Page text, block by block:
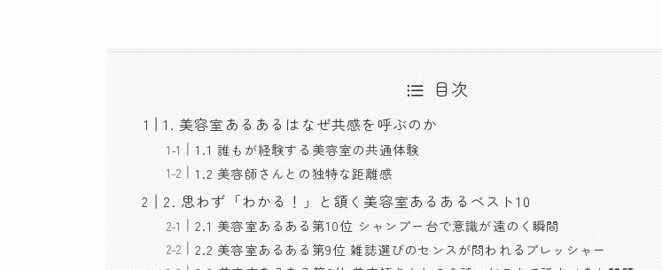
目次
1. 美容室あるあるはなぜ共感を呼ぶのか
1.1 誰もが経験する美容室の共通体験
1.2 美容師さんとの独特な距離感
2. 思わず「わかる！」と頷く美容室あるあるベスト10
2.1 美容室あるある第10位 シャンプー台で意識が遠のく瞬間
2.2 美容室あるある第9位 雑誌選びのセンスが問われるプレッシャー